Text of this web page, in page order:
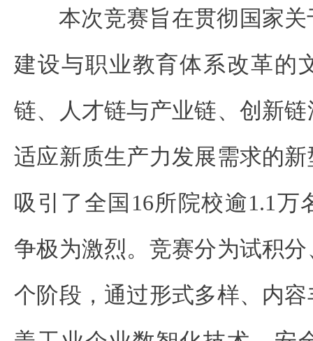
本次竞赛旨在贯彻国家
建设与职业教育体系改革的
链、人才链与产业链、创新
适应新质生产力发展需求的
吸引了全国16所院校逾1.1万
争极为激烈。竞赛分为试积
个阶段，通过形式多样、内